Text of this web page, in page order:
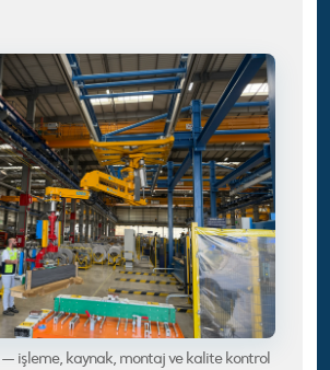
işleme, kaynak, montaj ve kalite kontrol